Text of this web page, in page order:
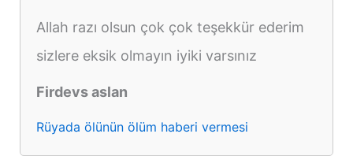
Allah razı olsun çok çok teşekkür ederim
sizlere eksik olmayın iyiki varsınız
Firdevs aslan
Rüyada ölünün ölüm haberi vermesi